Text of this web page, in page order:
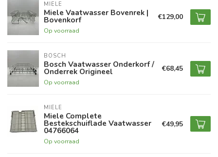
MIELE
Miele Vaatwasser Bovenrek |
Bovenkorf
Op voorraad
€129,00
BOSCH
Bosch Vaatwasser Onderkorf /
Onderrek Origineel
Op voorraad
€68,45
MIELE
Miele Complete
Bestekschuiflade Vaatwasser
04766064
Op voorraad
€49,95